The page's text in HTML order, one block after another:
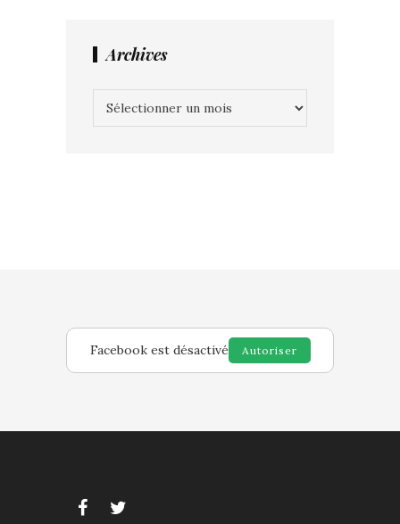
Archives
Facebook est désactivé Autoriser